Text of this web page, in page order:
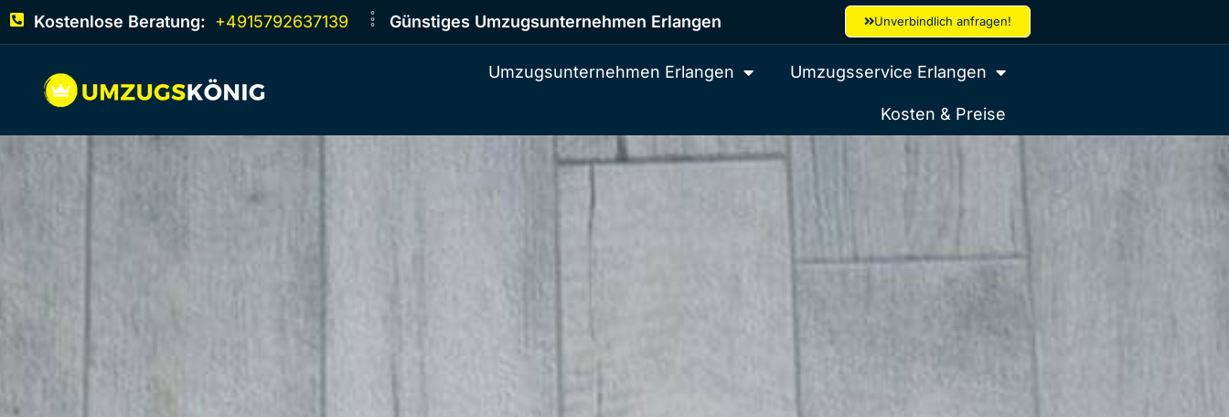
Kostenlose Beratung: +4915792637139 Günstiges Umzugsunternehmen Erlangen Unverbindlich anfragen!
Umzugsunternehmen Erlangen Umzugsservice Erlangen
Kosten & Preise